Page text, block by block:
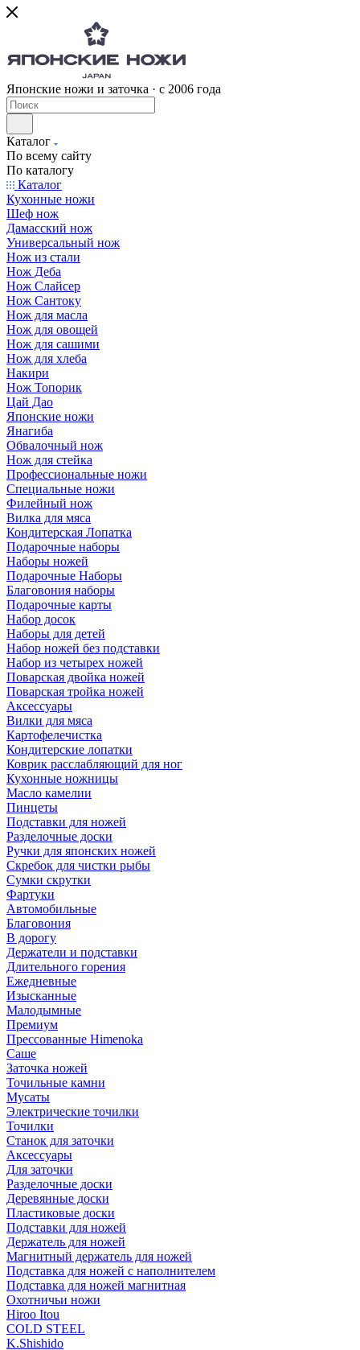
Японские ножи и заточка · с 2006 года
Каталог
По всему сайту
По каталогу
Каталог
Кухонные ножи
Шеф нож
Дамасский нож
Универсальный нож
Нож из стали
Нож Деба
Нож Слайсер
Нож Сантоку
Нож для масла
Нож для овощей
Нож для сашими
Нож для хлеба
Накири
Нож Топорик
Цай Дао
Японские ножи
Янагиба
Обвалочный нож
Нож для стейка
Профессиональные ножи
Специальные ножи
Филейный нож
Вилка для мяса
Кондитерская Лопатка
Подарочные наборы
Наборы ножей
Подарочные Наборы
Благовония наборы
Подарочные карты
Набор досок
Наборы для детей
Набор ножей без подставки
Набор из четырех ножей
Поварская двойка ножей
Поварская тройка ножей
Аксессуары
Вилки для мяса
Картофелечистка
Кондитерские лопатки
Коврик расслабляющий для ног
Кухонные ножницы
Масло камелии
Пинцеты
Подставки для ножей
Разделочные доски
Ручки для японских ножей
Скребок для чистки рыбы
Сумки скрутки
Фартуки
Автомобильные
Благовония
В дорогу
Держатели и подставки
Длительного горения
Ежедневные
Изысканные
Малодымные
Премиум
Прессованные Himenoka
Саше
Заточка ножей
Точильные камни
Мусаты
Электрические точилки
Точилки
Станок для заточки
Аксессуары
Для заточки
Разделочные доски
Деревянные доски
Пластиковые доски
Подставки для ножей
Держатель для ножей
Магнитный держатель для ножей
Подставка для ножей с наполнителем
Подставка для ножей магнитная
Охотничьи ножи
Hiroo Itou
COLD STEEL
K.Shishido